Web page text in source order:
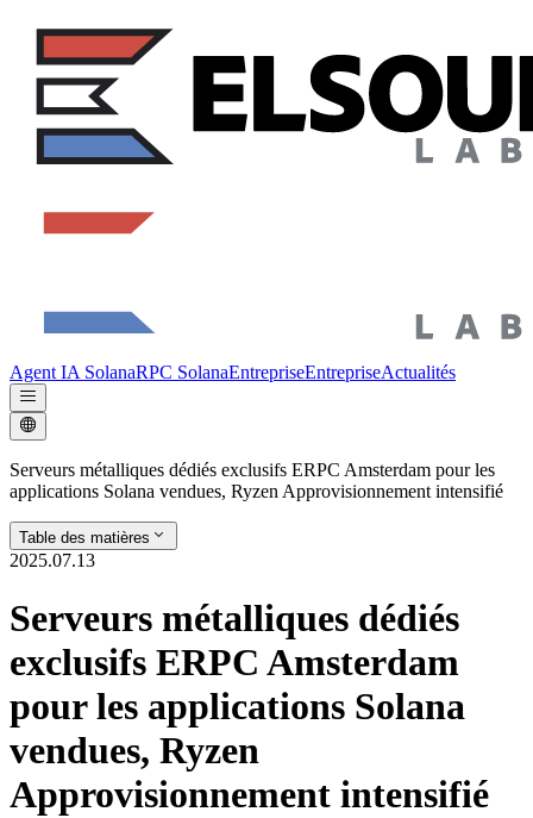
Agent IA SolanaRPC SolanaEntrepriseEntrepriseActualités
Serveurs métalliques dédiés exclusifs ERPC Amsterdam pour les
applications Solana vendues, Ryzen Approvisionnement intensifié
Table des matières
2025.07.13
Serveurs métalliques dédiés
exclusifs ERPC Amsterdam
pour les applications Solana
vendues, Ryzen
Approvisionnement intensifié